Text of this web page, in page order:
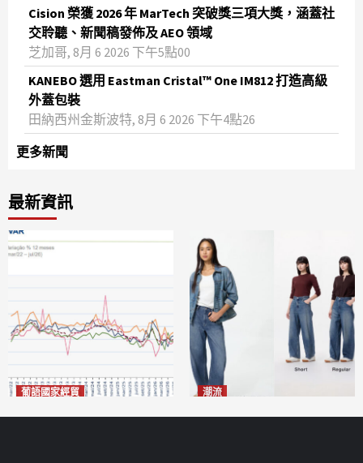
Cision 榮獲 2026 年 MarTech 突破獎三項大獎，涵蓋社
交聆聽、新聞稿發佈及 AEO 領域
芝加哥, 8月 6 2026 下午5點00
KANEBO 選用 Eastman Cristal™ One IM812 打造高級
外蓋包裝
田納西州金斯波特, 8月 6 2026 下午4點26
更多新聞
最新資訊
葡語國家經貿 潮流